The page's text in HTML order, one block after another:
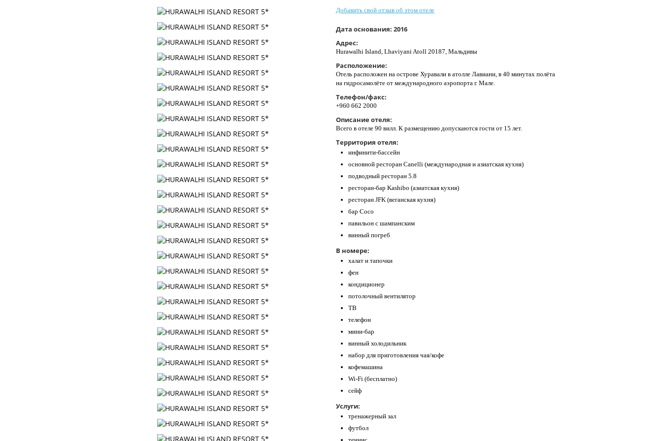
Добавить свой отзыв об этом отеле
Дата основания: 2016
Адрес:
Hurawalhi Island, Lhaviyani Atoll 20187, Мальдивы
Расположение:
Отель расположен на острове Хуравали в атолле Лавиани, в 40 минутах полёта
на гидросамолёте от международного аэропорта г. Мале.
Телефон/факс:
+960 662 2000
Описание отеля:
Всего в отеле 90 вилл. К размещению допускаются гости от 15 лет.
Территория отеля:
инфинити-бассейн
основной ресторан Canelli (международная и азиатская кухня)
подводный ресторан 5.8
ресторан-бар Kashibo (азиатская кухня)
ресторан JFK (веганская кухня)
бар Coco
павильон с шампанским
винный погреб
В номере:
халат и тапочки
фен
кондиционер
потолочный вентилятор
ТВ
телефон
мини-бар
винный холодильник
набор для приготовления чая/кофе
кофемашина
Wi-Fi (бесплатно)
сейф
Услуги:
тренажерный зал
футбол